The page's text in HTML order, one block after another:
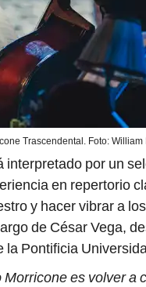
Trascendental. Foto: William
interpretado por un
en repertorio
y hacer vibrar a
de César Vega,
Pontificia
Morricone es volver a